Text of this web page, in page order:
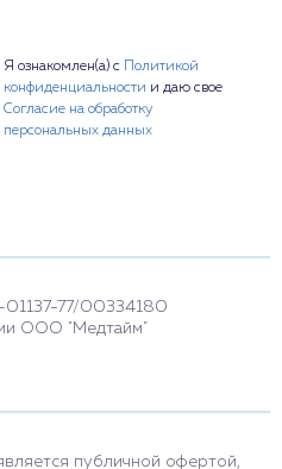
Я ознакомлен(а) с
Политикой
конфиденциальности и даю свое
Согласие на обработку
персональных данных
01137-77/00334180
ООО "Медтайм"
публичной офертой,